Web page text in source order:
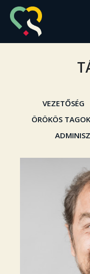
VEZETŐSÉG
ÖRÖKÖS TAGOK